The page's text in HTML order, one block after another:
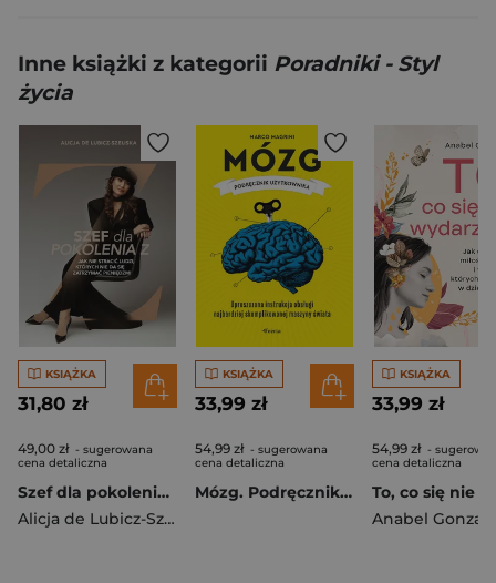
Inne książki z kategorii Poradniki - Styl
życia
KSIĄŻKA
31,80 zł
49,00 zł - sugerowana
cena detaliczna
Szef dla pokolenia Z, czyli jak nie stracić ludzi, których nie da się zatrzymać pieniędzmi?
Alicja de Lubicz-Szeliska
KSIĄŻKA
33,99 zł
54,99 zł - sugerowana
cena detaliczna
Mózg. Podręcznik użytkownika wyd. 3
KSIĄŻKA
33,99 zł
54,99 zł -
cena detaliczna
Anabel